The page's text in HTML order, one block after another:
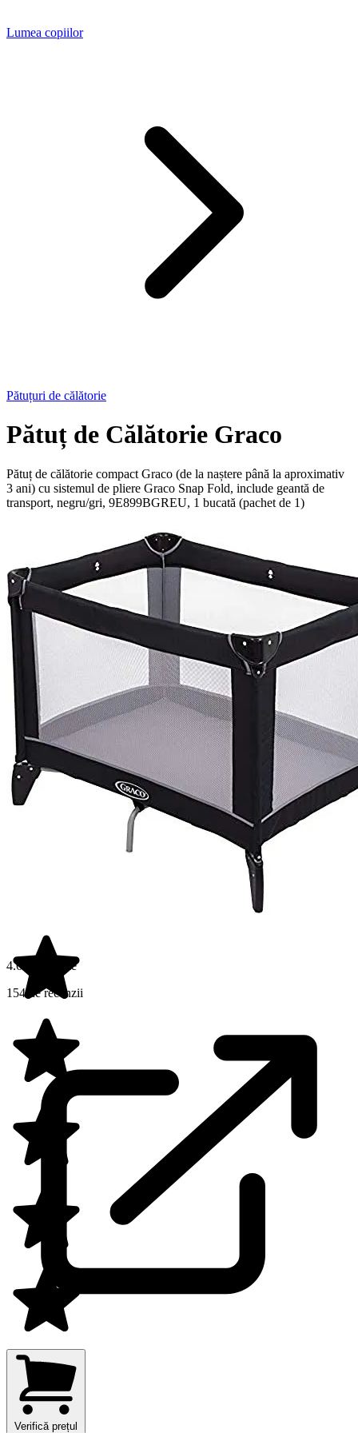
Lumea copiilor
Pătuțuri de călătorie
Pătuț de Călătorie Graco
Pătuț de călătorie compact Graco (de la naștere până la aproximativ
3 ani) cu sistemul de pliere Graco Snap Fold, include geantă de
transport, negru/gri, 9E899BGREU, 1 bucată (pachet de 1)
4.6 din 5 stele
154 de recenzii
Verifică prețul